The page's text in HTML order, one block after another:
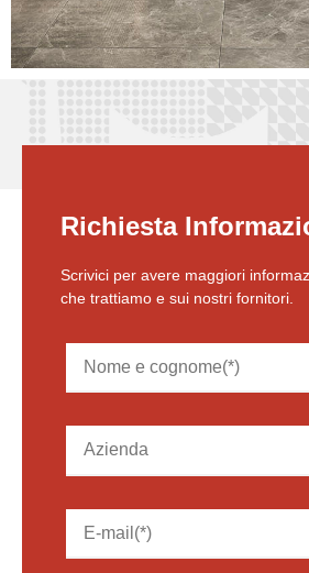
Richiesta
Scrivici per avere maggiori
che trattiamo e sui nostri fornitori.